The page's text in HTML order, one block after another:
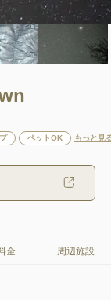
ペットOK もっと見
金 周辺施設